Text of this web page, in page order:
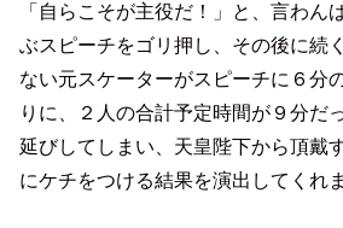
「自らこそが主役だ！」と、言わん
ぶスピーチをゴリ押し、その後に続
ない元スケーターがスピーチに６分
りに、２人の合計予定時間が９分だ
延びしてしまい、天皇陛下から頂戴
にケチをつける結果を演出してくれ